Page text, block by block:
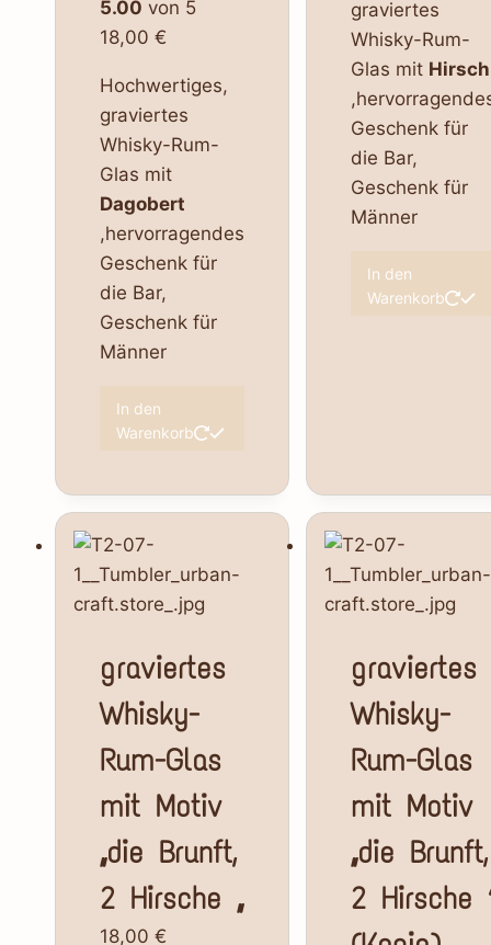
5.00 von 5
18,00 €
Hochwertiges,
graviertes
Whisky-Rum-
Glas mit
Dagobert
,hervorragendes
Geschenk für
die Bar,
Geschenk für
Männer
In den
Warenkorb
graviertes
Whisky-Rum-
Glas mit Hirsch
Geschenk für
die Bar,
Geschenk für
Männer
In den
Warenkorb
graviertes
Whisky-
Rum-Glas
mit Motiv
„die Brunft,
2 Hirsche „
18,00 €
graviertes
Whisky-
Rum-Glas
mit Motiv
„die Brunft,
2 Hirsche “